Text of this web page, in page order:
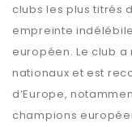
clubs les plus titrés
empreinte
européen. Le club
nationaux et est
d’Europe,
champions